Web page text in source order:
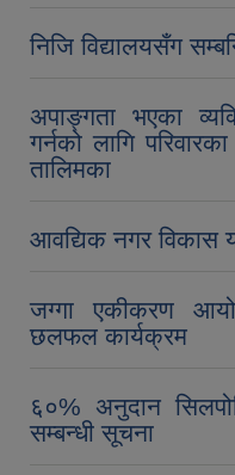
निजि विद्यालयसँग
अपाङ्गता भएका
गर्नको लागि
तालिमका
आवद्यिक नगर विकास
जग्गा एकीकरण
छलफल कार्यक्रम
६०% अनुदान
सम्बन्धी सूचना